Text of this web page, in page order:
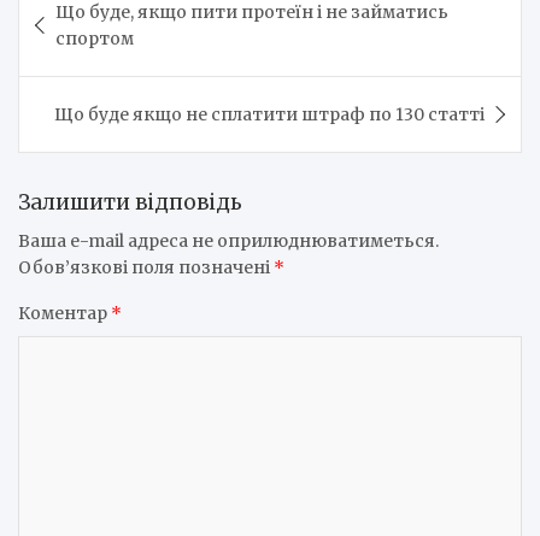
записів
Що буде, якщо пити протеїн і не займатись
спортом
Що буде якщо не сплатити штраф по 130 статті
Залишити відповідь
Ваша e-mail адреса не оприлюднюватиметься.
Обов’язкові поля позначені *
Коментар *